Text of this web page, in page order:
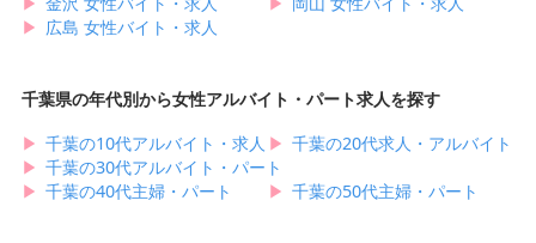
▶︎ 広島 女性バイト・求人
千葉県の年代別から女性アルバイト・パート求人を探す
▶︎ 千葉の10代アルバイト・求人 ▶︎ 千葉の20代求人・アルバイト
▶︎ 千葉の30代アルバイト・パート
▶︎ 千葉の40代主婦・パート ▶︎ 千葉の50代主婦・パート